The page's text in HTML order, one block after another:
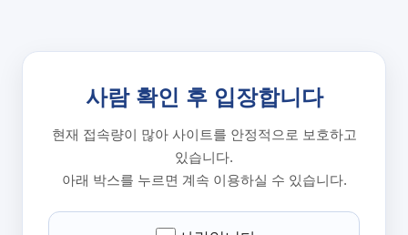
사람 확인 후 입장합니다
현재 접속량이 많아 사이트를 안정적으로 보호하고
있습니다.
아래 박스를 누르면 계속 이용하실 수 있습니다.